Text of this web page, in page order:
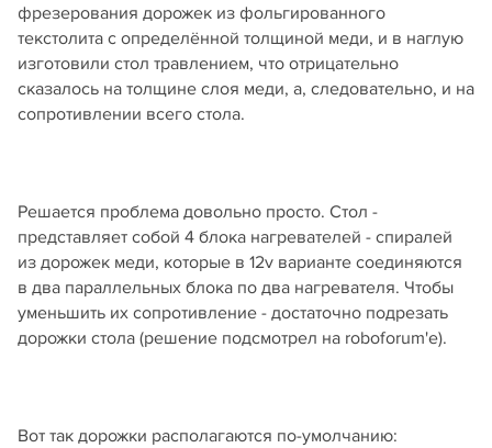
фрезерования дорожек из фольгированного
текстолита с определённой толщиной меди, и в наглую
изготовили стол травлением, что отрицательно
сказалось на толщине слоя меди, а, следовательно, и на
сопротивлении всего стола.
Решается проблема довольно просто. Стол -
представляет собой 4 блока нагревателей - спиралей
из дорожек меди, которые в 12v варианте соединяются
в два параллельных блока по два нагревателя. Чтобы
уменьшить их сопротивление - достаточно подрезать
дорожки стола (решение подсмотрел на roboforum'е).
Вот так дорожки располагаются по-умолчанию: